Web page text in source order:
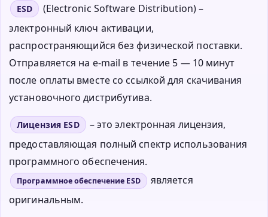
ESD
(Electronic Software Distribution) –
электронный ключ активации,
распространяющийся без физической поставки.
Отправляется на e-mail в течение 5 — 10 минут
после оплаты вместе со ссылкой для скачивания
установочного дистрибутива.
Лицензия ESD
– это электронная лицензия,
предоставляющая полный спектр использования
программного обеспечения.
Программное обеспечение ESD
является
оригинальным.